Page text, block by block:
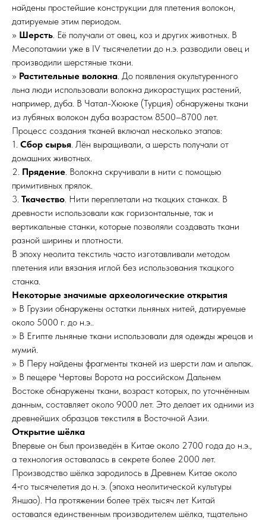
найдены простейшие конструкции для плетения волокон,
датируемые этим периодом.
» Шерсть. Её получали от овец, коз и других животных. В
Месопотамии уже в IV тысячелетии до н.э. разводили овец и
производили шерстяные ткани.
» Растительные волокна. До появления окультуренного
льна люди использовали волокна дикорастущих растений,
например, дуба. В Чатал-Хююке (Турция) обнаружены ткани
из лубяных волокон дуба возрастом 8500–8700 лет.
Процесс создания тканей включал несколько этапов:
1. Сбор сырья. Лён выращивали, а шерсть получали от
домашних животных.
2. Прядение. Волокна скручивали в нити с помощью
примитивных прялок.
3. Ткачество. Нити переплетали на ткацких станках. В
древности использовали как горизонтальные, так и
вертикальные станки, которые позволяли создавать ткани
разной ширины и плотности.
В эпоху неолита текстиль часто изготавливали методом
плетения или вязания иглой без использования ткацкого
станка.
Некоторые значимые археологические открытия
» В Грузии обнаружены остатки льняных нитей, датируемые
около 5000 г. до н.э..
» В Египте льняные ткани использовали для одежды жрецов и
мумий.
» В Перу найдены фрагменты тканей из шерсти лам и альпак.
» В пещере Чертовы Ворота на российском Дальнем
Востоке обнаружены ткани, возраст которых, по уточнённым
данным, составляет около 9000 лет. Это делает их одними из
древнейших образцов текстиля в Восточной Азии.
Открытие шёлка
Впервые он был произведён в Китае около 2700 года до н.э.,
а технология оставалась в секрете более 2000 лет.
Производство шёлка зародилось в Древнем Китае около
4‑го тысячелетия до н. э. (эпоха неолитической культуры
Яншао). На протяжении более трёх тысяч лет Китай
оставался единственным производителем шёлка, тщательно